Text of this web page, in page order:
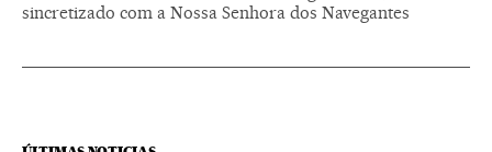
sincretizado com a Nossa Senhora dos Navegantes